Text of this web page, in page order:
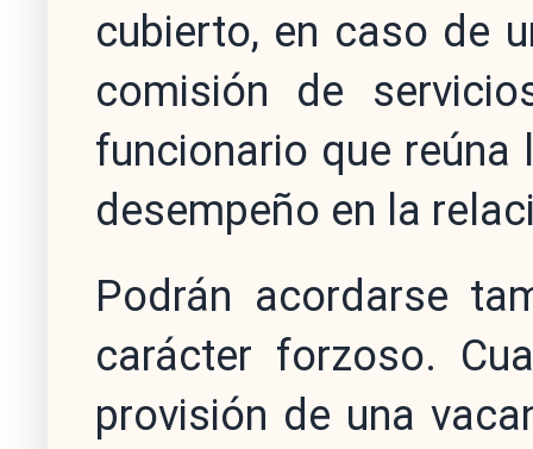
cubierto, en caso de
comisión de
funcionario que
desempeño en la
Podrán acordarse
carácter forzoso.
provisión de una